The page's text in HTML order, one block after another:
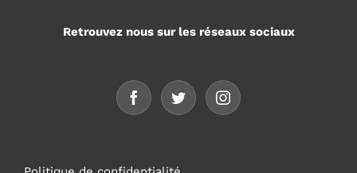
Retrouvez nous sur les réseaux sociaux